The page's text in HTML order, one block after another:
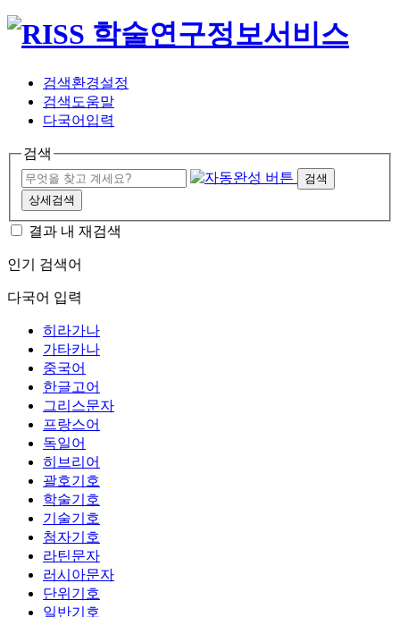
검색환경설정
검색도움말
다국어입력
검색
검색
상세검색
결과 내 재검색
인기 검색어
다국어 입력
히라가나
가타카나
중국어
한글고어
그리스문자
프랑스어
독일어
히브리어
괄호기호
학술기호
기술기호
첨자기호
라틴문자
러시아문자
단위기호
일반기호